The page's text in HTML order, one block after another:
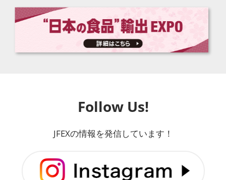
Follow Us!
JFEXの情報を発信しています！